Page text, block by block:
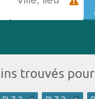
trouvés pour